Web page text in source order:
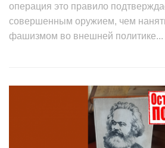
операция это правило
совершенным оружием, чем
фашизмом во внешней политике...